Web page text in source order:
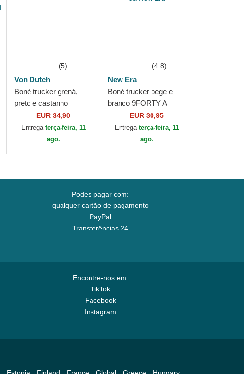
(5)
Von Dutch
Boné trucker grená,
preto e castanho
CREW18 da Von Dutch
EUR 34,90
Entrega terça-feira, 11
ago.
(4.8)
New Era
Boné trucker bege e
branco 9FORTY A
Frame da New York
Yankees MLB da New
EUR 30,95
Entregaterça-feira, 11
ago.
Podes pagar com:
qualquer cartão de pagamento
PayPal
Transferências 24
Encontre-nos em:
TikTok
Facebook
Instagram